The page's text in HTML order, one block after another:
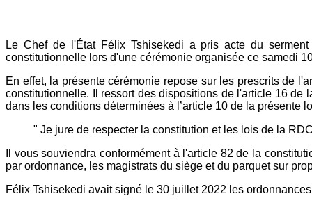
Le Chef de l'État Félix Tshisekedi a pris acte du
constitutionnelle lors d'une cérémonie organisée ce samedi
En effet, la présente cérémonie repose sur les prescrits de
constitutionnelle. Il ressort des dispositions de l'article 16 de
dans les conditions déterminées à l’article 10 de la présente
" Je jure de respecter la constitution et les lois de la
Il vous souviendra conformément à l'article 82 de la
par ordonnance, les magistrats du siège et du parquet sur
Félix Tshisekedi avait signé le 30 juillet 2022 les